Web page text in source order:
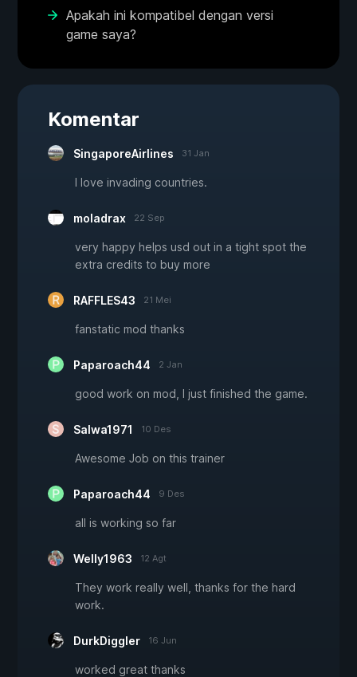
Apakah ini kompatibel dengan versi
game saya?
Komentar
SingaporeAirlines 31 Jan
I love invading countries.
moladrax 22 Sep
very happy helps usd out in a tight spot the
extra credits to buy more
RAFFLES43 21 Mei
fanstatic mod thanks
Paparoach44 2 Jan
good work on mod, I just finished the game.
Salwa1971 10 Des
Awesome Job on this trainer
Paparoach44 9 Des
all is working so far
Welly1963 12 Agt
They work really well, thanks for the hard
work.
DurkDiggler 16 Jun
worked great thanks